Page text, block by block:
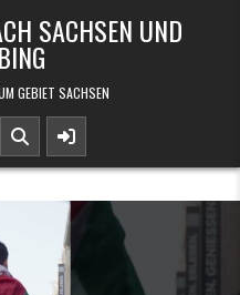
SACHSEN UND
GEBIET SACHSEN